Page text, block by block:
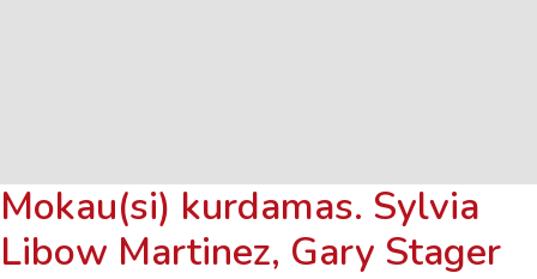
Mokau(si) kurdamas. Sylvia
Libow Martinez, Gary Stager